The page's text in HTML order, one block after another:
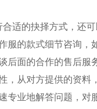
适的抉择方式，还
服的款式细节咨询，
后面的合作的售后服
，从对方提供的资料
专业地解答问题，对